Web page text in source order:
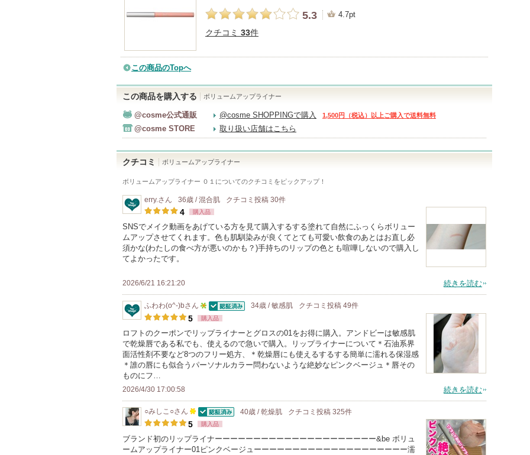
5.3
4.7pt
クチコミ 33件
この商品のTopへ
この商品を購入する ボリュームアップライナー
@cosme公式通販 @cosme SHOPPINGで購入 1,500円（税込）以上ご購入で送料無料
@cosme STORE 取り扱い店舗はこちら
クチコミ ボリュームアップライナー
ボリュームアップライナー ０１ についてのクチコミをピックアップ！
erry.さん 36歳 / 混合肌 クチコミ投稿 30件
4 購入品
SNSでメイク動画をあげている方を見て購入するする塗れて自然にふっくらボリュー
ムアップさせてくれます。色も肌馴染みが良くてとても可愛い飲食のあとはお直し必
須かな(わたしの食べ方が悪いのかも？)手持ちのリップの色とも喧嘩しないので購入し
てよかったです。
2026/6/21 16:21:20 続きを読む
ふわわ(o^-)bさん
5
以
上
ン
バ
ー
に
認証済
34歳 / 敏感肌 クチコミ投稿 49件
5 購入品
ロフトのクーポンでリップライナーとグロスの01をお得に購入。アンドビーは敏感肌
で乾燥唇である私でも、使えるので急いで購入。リップライナーについて＊石油系界
面活性剤不要など8つのフリー処方、＊乾燥唇にも使えるするする簡単に濡れる保湿感
＊誰の唇にも似合うパーソナルカラー問わないような絶妙なピンクベージュ＊唇その
ものにフ…
2026/4/30 17:00:58 続きを読む
○みしこ○さん
100
人
以
認証済
40歳 / 乾燥肌 クチコミ投稿 325件
5 購入品
ブランド初のリップライナーーーーーーーーーーーーーーーーーーーーー&be ボリュ
ームアップライナー01ピンクベージューーーーーーーーーーーーーーーーーーーー濡